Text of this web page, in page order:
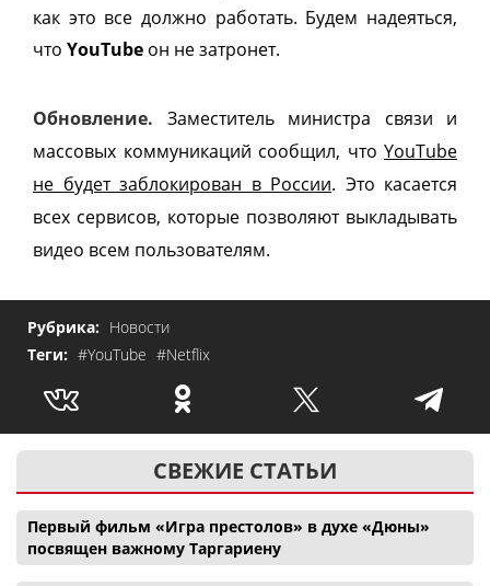
как это все должно работать. Будем надеяться,
что YouTube он не затронет.
Обновление. Заместитель министра связи и
массовых коммуникаций сообщил, что YouTube
не будет заблокирован в России. Это касается
всех сервисов, которые позволяют выкладывать
видео всем пользователям.
Рубрика: Новости
Теги: #YouTube #Netflix
СВЕЖИЕ СТАТЬИ
Первый фильм «Игра престолов» в духе «Дюны»
посвящен важному Таргариену